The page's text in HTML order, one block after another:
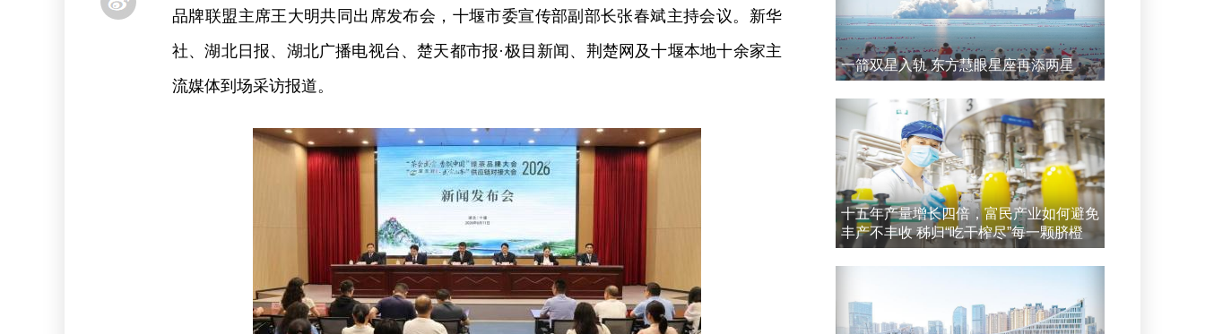
品牌联盟主席王大明共同出席发布会，十堰市委宣传部副部长张春斌主持会议。新华
社、湖北日报、湖北广播电视台、楚天都市报·极目新闻、荆楚网及十堰本地十余家主
流媒体到场采访报道。
一箭双星入轨 东方慧眼星座再添两星
十五年产量增长四倍，富民产业如何避免
丰产不丰收 秭归“吃干榨尽”每一颗脐橙